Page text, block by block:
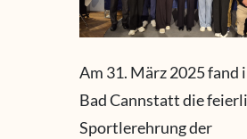
Am 31. März 2025 fand
Bad Cannstatt die
Sportlerehrung der